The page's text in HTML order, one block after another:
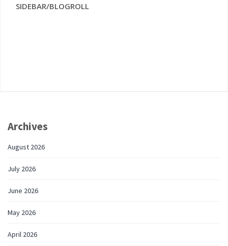
SIDEBAR/BLOGROLL
Archives
August 2026
July 2026
June 2026
May 2026
April 2026